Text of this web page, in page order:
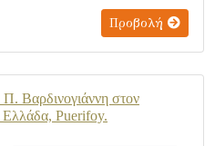
Προβολή
Βαρδινογιάννη στον
Puerifoy.